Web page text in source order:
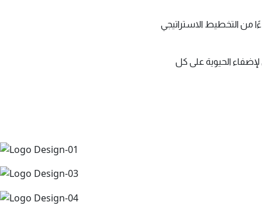
من التخطيط الاستراتيجي
لإضفاء الحيوية على كل